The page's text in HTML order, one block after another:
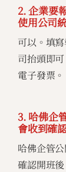
2. 企業要
使用公司
可以。填
司抬頭即
電子發票。
3. 哈佛企
會收到確
哈佛企管
確認開班